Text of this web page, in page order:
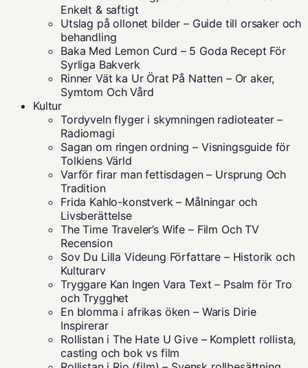
Enkelt & saftigt
Utslag på ollonet bilder – Guide till orsaker och
behandling
Baka Med Lemon Curd – 5 Goda Recept För
Syrliga Bakverk
Rinner Vät ka Ur Örat På Natten – Or aker,
Symtom Och Vård
Kultur
Tordyveln flyger i skymningen radioteater –
Radiomagi
Sagan om ringen ordning – Visningsguide för
Tolkiens Värld
Varför firar man fettisdagen – Ursprung Och
Tradition
Frida Kahlo-konstverk – Målningar och
Livsberättelse
The Time Traveler’s Wife – Film Och TV
Recension
Sov Du Lilla Videung Författare – Historik och
Kulturarv
Tryggare Kan Ingen Vara Text – Psalm för Tro
och Trygghet
En blomma i afrikas öken – Waris Dirie
Inspirerar
Rollistan i The Hate U Give – Komplett rollista,
casting och bok vs film